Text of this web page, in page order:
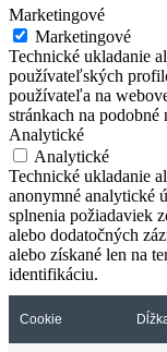
Marketingové
Marketingové
Technické ukladanie
používateľských
používateľa na
stránkach na podobné
Analytické
Analytické
Technické ukladanie
anonymné analytické
splnenia požiadaviek
alebo dodatočných
alebo získané len na
identifikáciu.
Cookie